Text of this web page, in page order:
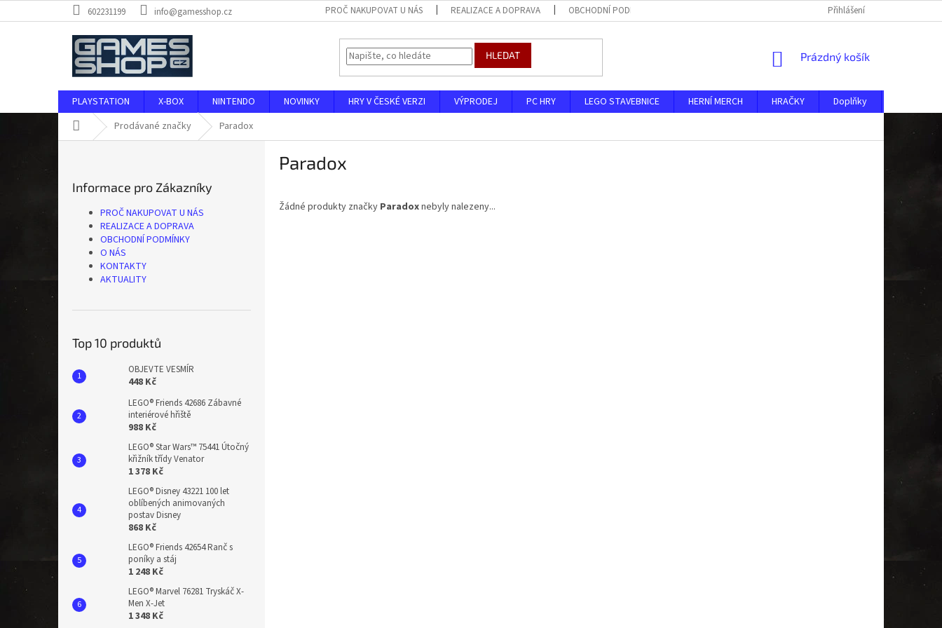
na
602231199 info@gamesshop.cz PROČ NAKUPOVAT U NÁS REALIZACE A DOPRAVA OBCHODNÍ PODMÍNKY AKTUALITYPřihlášení
HLEDAT
NÁKUPNÍ
Prázdný košík
PLAYSTATION X-BOX NINTENDO NOVINKY HRY V ČESKÉ VERZI VÝPRODEJ PC HRY LEGO STAVEBNICE HERNÍ MERCH HRAČKY Doplňky
Domů Prodávané značky Paradox
Informace pro Zákazníky
PROČ NAKUPOVAT U NÁS
REALIZACE A DOPRAVA
OBCHODNÍ PODMÍNKY
O NÁS
KONTAKTY
AKTUALITY
Top 10 produktů
OBJEVTE VESMÍR
448 Kč
LEGO® Friends 42686 Zábavné
interiérové hřiště
988 Kč
LEGO® Star Wars™ 75441 Útočný
křižník třídy Venator
1 378 Kč
LEGO® Disney 43221 100 let
oblíbených animovaných
postav Disney
868 Kč
LEGO® Friends 42654 Ranč s
poníky a stáj
1 248 Kč
LEGO® Marvel 76281 Tryskáč X-
Men X-Jet
1 348 Kč
Paradox
Žádné produkty značky Paradoxnebyly nalezeny...